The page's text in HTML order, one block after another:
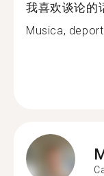
我喜欢谈论的
Musica,